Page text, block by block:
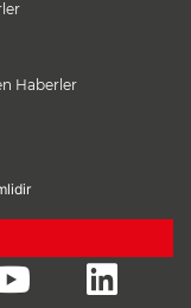
Haberler